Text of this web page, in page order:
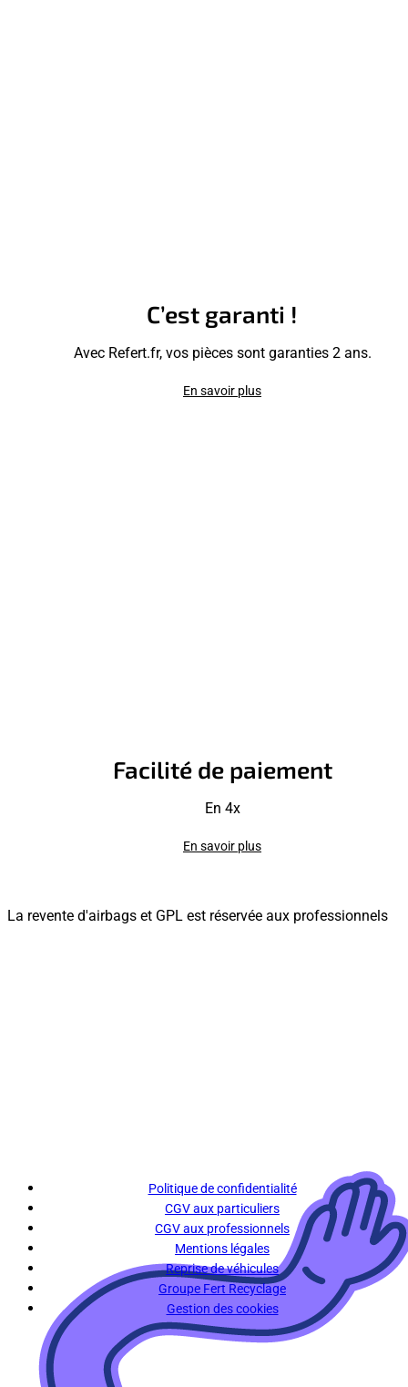
C’est garanti !
Avec Refert.fr, vos pièces sont garanties 2 ans.
En savoir plus
Facilité de paiement
En 4x
En savoir plus
La revente d'airbags et GPL est réservée aux professionnels
Politique de confidentialité
CGV aux particuliers
CGV aux professionnels
Mentions légales
Reprise de véhicules
Groupe Fert Recyclage
Gestion des cookies